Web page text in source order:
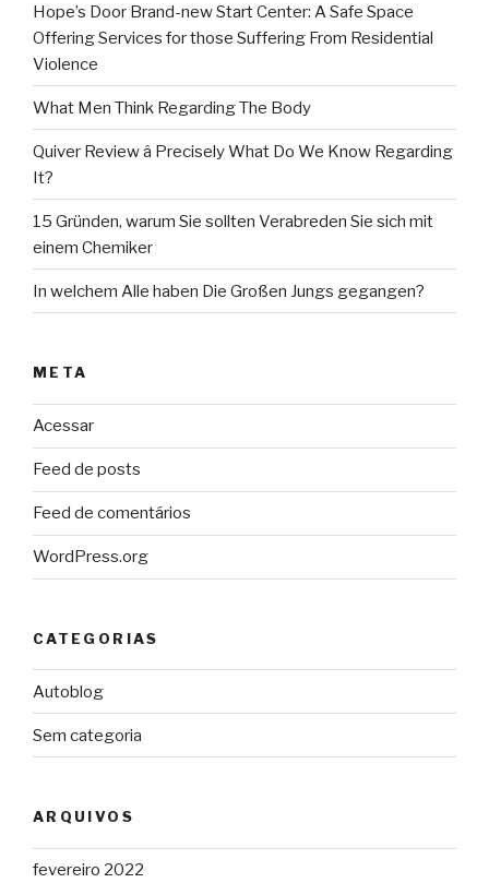
Hope’s Door Brand-new Start Center: A Safe Space
Offering Services for those Suffering From Residential
Violence
What Men Think Regarding The Body
Quiver Review â Precisely What Do We Know Regarding
It?
15 Gründen, warum Sie sollten Verabreden Sie sich mit
einem Chemiker
In welchem Alle haben Die Großen Jungs gegangen?
META
Acessar
Feed de posts
Feed de comentários
WordPress.org
CATEGORIAS
Autoblog
Sem categoria
ARQUIVOS
fevereiro 2022